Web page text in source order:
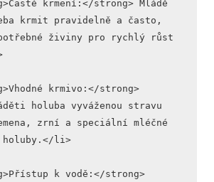
krmit pravidelně a často,
živiny pro rychlý růst
holuba vyváženou stravu
zrní a speciální mléčné
holuby.</li>